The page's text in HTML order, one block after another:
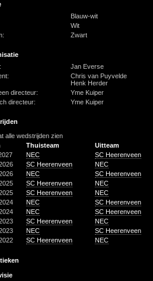
Blauw-wit
Wit
Zwart
Jan Everse
Chris van Puyvelde
Henk Herder
directeur:
Yme Kuiper
directeur:
Yme Kuiper
alle wedstrijden zien
Thuisteam Uitteam
NEC SC Heerenveen
SC Heerenveen NEC
NEC SC Heerenveen
SC Heerenveen NEC
SC Heerenveen NEC
NEC SC Heerenveen
NEC SC Heerenveen
SC Heerenveen NEC
NEC SC Heerenveen
SC Heerenveen NEC